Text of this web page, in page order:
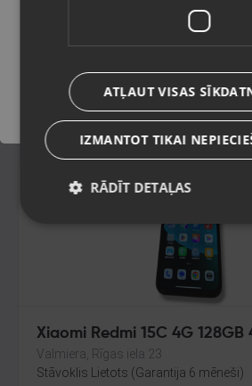
120.00 €
5.46€/mēn.
Xiaomi Redmi 15C 4G 128GB
Valmiera, Rīgas iela 23
Stāvoklis Lietots (Garantija 6 mēneši)
Saglabāt
ATĻAUT VISAS
IZMANTOT TIKAI
RĀDĪT DETAĻAS